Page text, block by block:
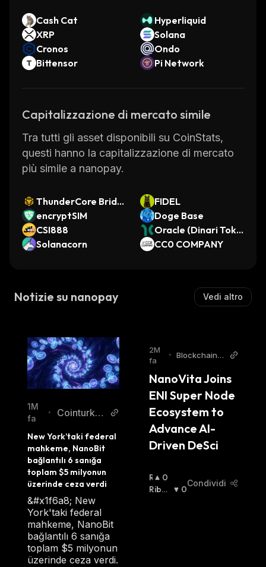
Cash Cat
Hyperliquid
XRP
Solana
Cronos
Ondo
Bittensor
Pi Network
Capitalizzazione di mercato simile
Tra tutti gli asset disponibili su CoinStats,
questi hanno la capitalizzazione di mercato
più simile a nanopay.
ThunderCore Bridg
ed TT-WBNB (Thun
derCore)
FIDEL
encryptSIM
Doge Base
CSI888
Oracle (Dinari Toke
nized Stock)
Solanacorn CC0 COMPANY
Notizie su nanopay Vedi altro
1M
fa
•
Cointurk N
New York’taki federal
mahkeme, NanoBit
bağlantılı 6 sanığa
toplam $5 milyonun
üzerinde ceza verdi
&#x1f6a8; New
York'taki federal
mahkeme, NanoBit
bağlantılı 6 sanığa
toplam $5 milyonun
üzerinde ceza verdi.
2M
fa
•
BlockchainR
NanoVita Joins
ENI Super Node
Ecosystem to
Advance AI-
Driven DeSci
R
I
0
Ribas
0
Condividi